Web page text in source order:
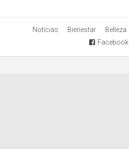
Noticias Bienestar Belleza
Facebook